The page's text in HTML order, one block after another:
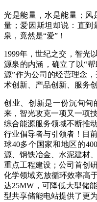
光是能量，水是能量；风
量；爱因斯坦却说：直到
泉，竟然是“爱”！
1999年，世纪之交，智光
源泉的内涵，确立了以“
源”作为公司的经营理念
术创新、产品创新、服务
创业、创新是一份沉甸甸
来，智光攻克一项又一项
综合能源服务领域不断推
行业倡导者与引领者！目
球40多个国家和地区的
源、钢铁冶金、水泥建材
重点工程建设；公司首创
化学领域充放循环效率高
达25MW，可降低大型储
型共享储能电站提供了更